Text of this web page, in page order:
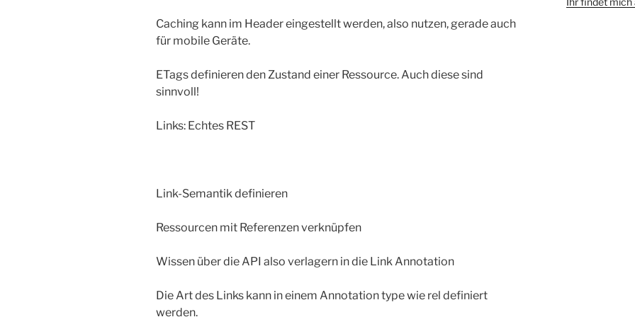
Caching kann im Header eingestellt werden, also nutzen, gerade auch
für mobile Geräte.
ETags definieren den Zustand einer Ressource. Auch diese sind
sinnvoll!
Links: Echtes REST
Link-Semantik definieren
Ressourcen mit Referenzen verknüpfen
Wissen über die API also verlagern in die Link Annotation
Die Art des Links kann in einem Annotation type wie rel definiert
werden.